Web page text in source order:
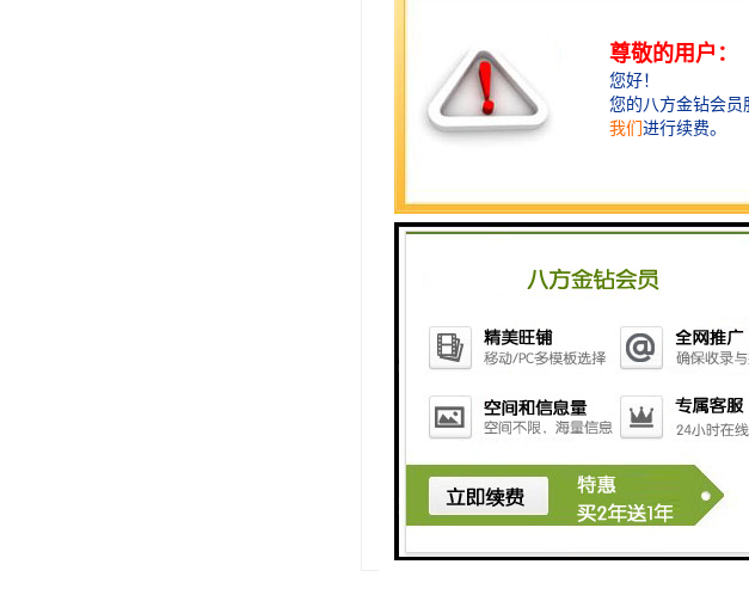
此外，"6SL5510-1BE11-0AF0"芯片的性能和
不同的微处理器或数字信号处理器可能会对
总的来说，"6SL5510-1BE11-0AF0"是一个
了解这个芯片的工作原理和使用方法对于电
http://www.shxuzhim.com
上一篇：6SL5510-1BE17-0AF0
下一篇：1FL2103-4AF00-1SC0